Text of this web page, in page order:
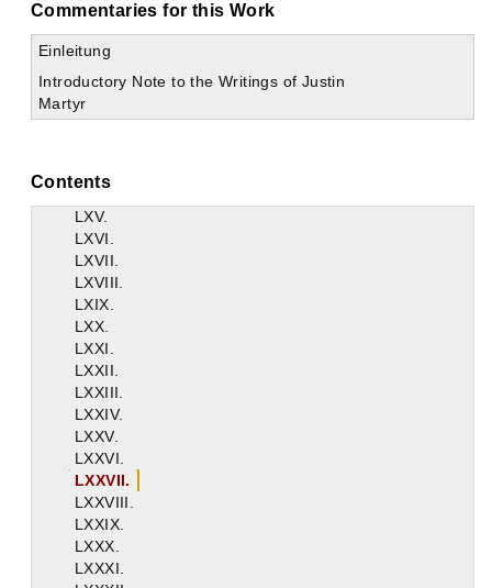
Commentaries for this Work
Einleitung
Introductory Note to the Writings of Justin
Martyr
Contents
LVI.
LVII.
LVIII.
LIX.
LX.
LXIII.
LXV.
LXVI.
LXVII.
LXVIII.
LXIX.
LXX.
LXXI.
LXXII.
LXXIII.
LXXIV.
LXXV.
LXXVI.
LXXVII.
LXXVIII.
LXXIX.
LXXX.
LXXXI.